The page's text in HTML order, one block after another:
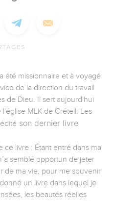
été missionnaire et à voyagé
de la direction du travail
de Dieu. Il sert aujourd'hui
MLK de Créteil. Les
son dernier livre
ce livre : Étant entré dans ma
semblé opportun de jeter
de ma vie, pour me souvenir
un livre dans lequel je
les beautés réelles